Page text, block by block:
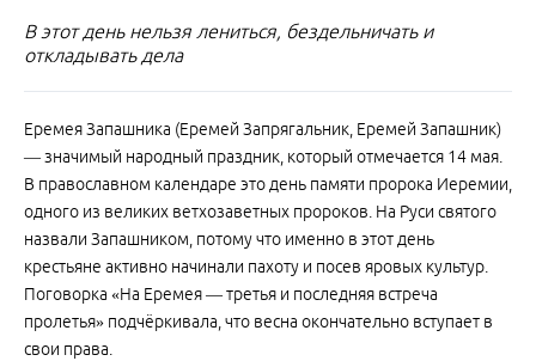
В этот день нельзя лениться, бездельничать и
откладывать дела
Еремея Запашника (Еремей Запрягальник, Еремей Запашник)
— значимый народный праздник, который отмечается 14 мая.
В православном календаре это день памяти пророка Иеремии,
одного из великих ветхозаветных пророков. На Руси святого
назвали Запашником, потому что именно в этот день
крестьяне активно начинали пахоту и посев яровых культур.
Поговорка «На Еремея — третья и последняя встреча
пролетья» подчёркивала, что весна окончательно вступает в
свои права.